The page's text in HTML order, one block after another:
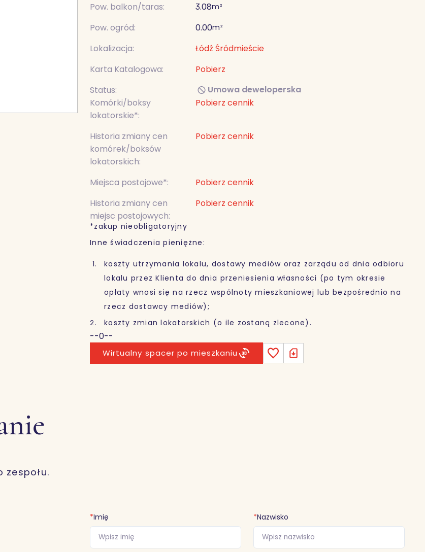
Pow. balkon/taras: 3.08m²
Pow. ogród: 0.00m²
Lokalizacja:
Łódź Śródmieście
Karta Katalogowa:
Pobierz
Status:
Umowa deweloperska
Komórki/boksy
lokatorskie*:
Pobierz cennik
Historia zmiany cen
komórek/boksów
lokatorskich:
Pobierz cennik
Miejsca postojowe*:
Pobierz cennik
Historia zmiany cen
miejsc postojowych:
Pobierz cennik
*zakup nieobligatoryjny
Inne świadczenia pieniężne:
koszty utrzymania lokalu, dostawy mediów oraz zarządu od dnia odbioru
lokalu przez Klienta do dnia przeniesienia własności (po tym okresie
opłaty wnosi się na rzecz wspólnoty mieszkaniowej lub bezpośrednio na
rzecz dostawcy mediów);
koszty zmian lokatorskich (o ile zostaną zlecone).
--0--
Wirtualny spacer po mieszkaniu
zespołu.
*Imię *Nazwisko